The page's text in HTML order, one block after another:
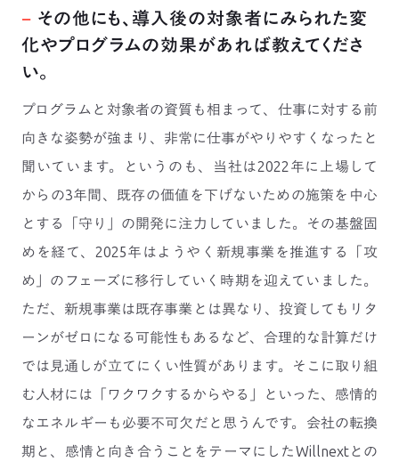
− その他にも、導入後の対象者にみられた変
化やプログラムの効果があれば教えてくださ
い。
プログラムと対象者の資質も相まって、仕事に対する前
向きな姿勢が強まり、非常に仕事がやりやすくなったと
聞いています。というのも、当社は2022年に上場して
からの3年間、既存の価値を下げないための施策を中心
とする「守り」の開発に注力していました。その基盤固
めを経て、2025年はようやく新規事業を推進する「攻
め」のフェーズに移行していく時期を迎えていました。
ただ、新規事業は既存事業とは異なり、投資してもリタ
ーンがゼロになる可能性もあるなど、合理的な計算だけ
では見通しが立てにくい性質があります。そこに取り組
む人材には「ワクワクするからやる」といった、感情的
なエネルギーも必要不可欠だと思うんです。会社の転換
期と、感情と向き合うことをテーマにしたWillnextとの